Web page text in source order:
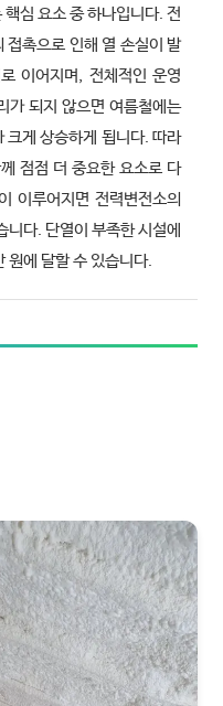
심 요소 중 하나입니다. 전
접촉으로 인해 열 손실이 발
이어지며, 전체적인 운영
가 되지 않으면 여름철에는
크게 상승하게 됩니다. 따라
점점 더 중요한 요소로 다
이루어지면 전력변전소의
다. 단열이 부족한 시설에
원에 달할 수 있습니다.